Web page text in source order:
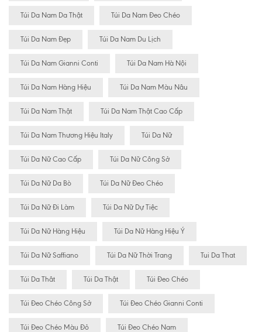
Túi Da Nam Da Thật Túi Da Nam Đeo Chéo
Túi Da Nam Đẹp Túi Da Nam Du Lịch
Túi Da Nam Gianni Conti Túi Da Nam Hà Nội
Túi Da Nam Hàng Hiệu Túi Da Nam Màu Nâu
Túi Da Nam Thật Túi Da Nam Thật Cao Cấp
Túi Da Nam Thương Hiệu Italy Túi Da Nữ
Túi Da Nữ Cao Cấp Túi Da Nữ Công Sở
Túi Da Nữ Da Bò Túi Da Nữ Đeo Chéo
Túi Da Nữ Đi Làm Túi Da Nữ Dự Tiệc
Túi Da Nữ Hàng Hiệu Túi Da Nữ Hàng Hiệu Ý
Túi Da Nữ Saffiano Túi Da Nữ Thời Trang Tui Da That
Túi Da Thât Túi Da Thật Túi Đeo Chéo
Túi Đeo Chéo Công Sở Túi Đeo Chéo Gianni Conti
Túi Đeo Chéo Màu Đỏ Túi Đeo Chéo Nam